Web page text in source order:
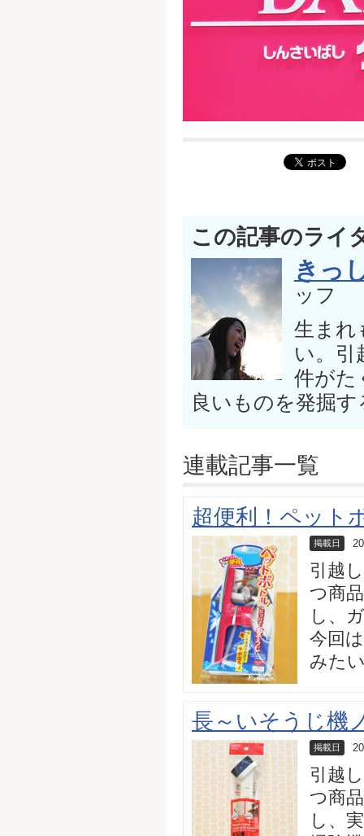
この記事のライ
きっ
ッフ
生まれ
い。引
件がた
良いものを発掘
連載記事一覧
超便利！ペット
掲載日
引越
つ商
し、
今回
みた
長～いそうじ機
掲載日
引越
つ商
し、